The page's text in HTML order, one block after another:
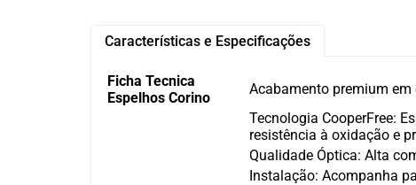
Características e Especificações
Ficha Tecnica
Espelhos Corino
Acabamento premium
Tecnologia CooperFree:
resistência à oxidação e
Qualidade Óptica: Alta
Instalação: Acompanha